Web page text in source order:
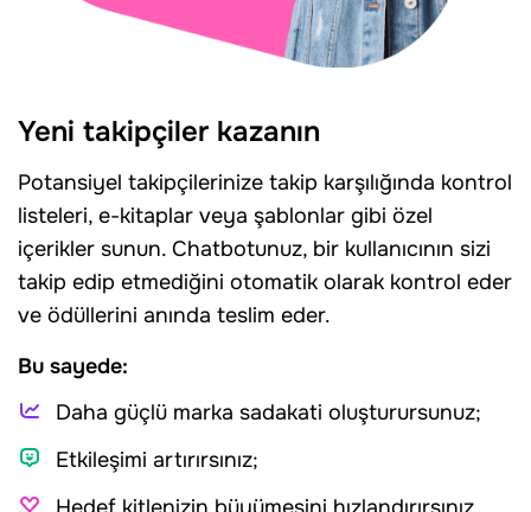
Yeni takipçiler kazanın
Potansiyel takipçilerinize takip karşılığında kontrol
listeleri, e-kitaplar veya şablonlar gibi özel
içerikler sunun. Chatbotunuz, bir kullanıcının sizi
takip edip etmediğini otomatik olarak kontrol eder
ve ödüllerini anında teslim eder.
Bu sayede:
Daha güçlü marka sadakati oluşturursunuz;
Etkileşimi artırırsınız;